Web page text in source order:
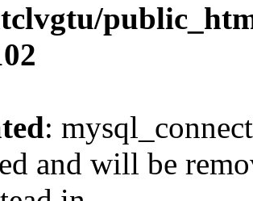
:
and will be